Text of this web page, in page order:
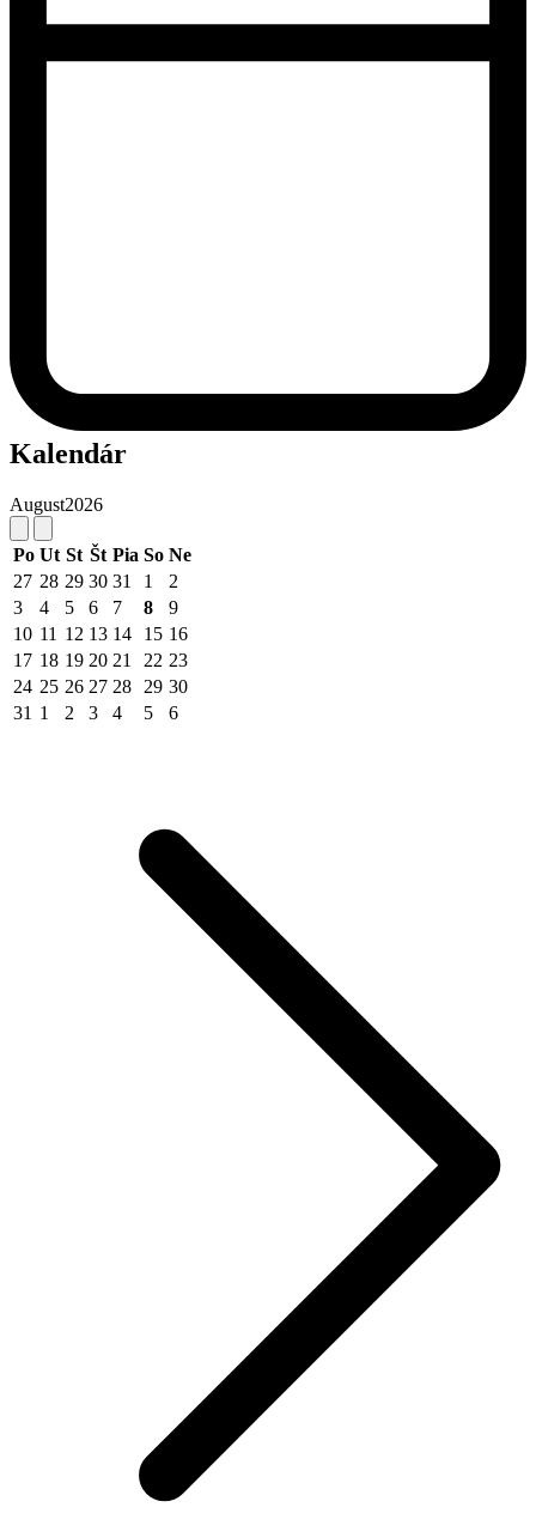
Kalendár
August2026
Po Ut St Št Pia So Ne
27 28 29 30 31 1
2
3
4 5 6 7 8
9
10 11 12 13 14 15 16
17 18 19 20 21 22 23
24 25 26 27 28 29 30
31 1 2 3 4 5 6